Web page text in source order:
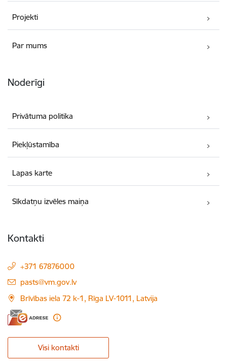
Projekti
Par mums
Noderīgi
Privātuma politika
Piekļūstamība
Lapas karte
Sīkdatņu izvēles maiņa
Kontakti
+371 67876000
E-pasts:
pasts@vm.gov.lv
Brīvības iela 72 k-1, Rīga LV-1011, Latvija
Visi kontakti